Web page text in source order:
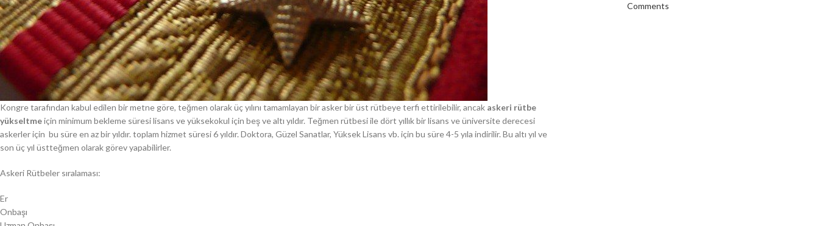
Kongre tarafından kabul edilen bir metne göre, teğmen olarak üç yılını tamamlayan bir asker bir üst rütbeye terfi ettirilebilir, ancak askeri rütbe
yükseltmeiçin minimum bekleme süresi lisans ve yüksekokul için beş ve altı yıldır. Teğmen rütbesi ile dört yıllık bir lisans ve üniversite derecesi
askerler için bu süre en az bir yıldır. toplam hizmet süresi 6 yıldır. Doktora, Güzel Sanatlar, Yüksek Lisans vb. için bu süre 4-5 yıla indirilir. Bu altı yıl ve
son üç yıl üstteğmen olarak görev yapabilirler.
Askeri Rütbeler sıralaması:
Er
Onbaşı
Comments